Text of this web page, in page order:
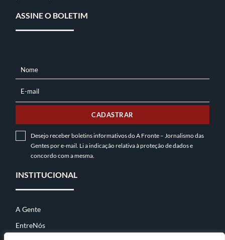
ASSINE O BOLETIM
NOME
Nome
MAIL
E-mail
CADASTRAR
Desejo receber boletins informativos do A Fronte – Jornalismo das
Gentes por e-mail. Li a indicação relativa àproteção de dadose
concordo com a mesma.
INSTITUCIONAL
A Gente
EntreNós